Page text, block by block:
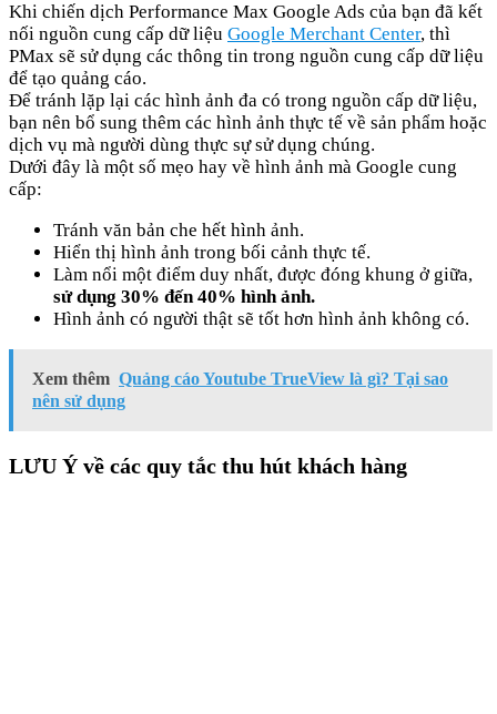
Khi chiến dịch Performance Max Google Ads của bạn đã kết
nối nguồn cung cấp dữ liệu Google Merchant Center, thì
PMax sẽ sử dụng các thông tin trong nguồn cung cấp dữ liệu
để tạo quảng cáo.
Để tránh lặp lại các hình ảnh đa có trong nguồn cấp dữ liệu,
bạn nên bổ sung thêm các hình ảnh thực tế về sản phẩm hoặc
dịch vụ mà người dùng thực sự sử dụng chúng.
Dưới đây là một số mẹo hay về hình ảnh mà Google cung
cấp:
Tránh văn bản che hết hình ảnh.
Hiển thị hình ảnh trong bối cảnh thực tế.
Làm nổi một điểm duy nhất, được đóng khung ở giữa,
sử dụng 30% đến 40% hình ảnh.
Hình ảnh có người thật sẽ tốt hơn hình ảnh không có.
Xem thêm Quảng cáo Youtube TrueView là gì? Tại sao
nên sử dụng
LƯU Ý về các quy tắc thu hút khách hàng